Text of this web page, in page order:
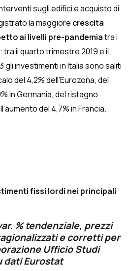
sugli edifici e acquisto di
la maggiore crescita
ai livelli pre-pandemiatra i
il quarto trimestre 2019 e il
investimenti in Italia sono saliti
del 4,2% dell’Eurozona, del
in Germania, del ristagno
del 4,7% in Francia.
fissi lordi nei principali
% tendenziale, prezzi
e corretti per
Ufficio Studi
dati Eurostat